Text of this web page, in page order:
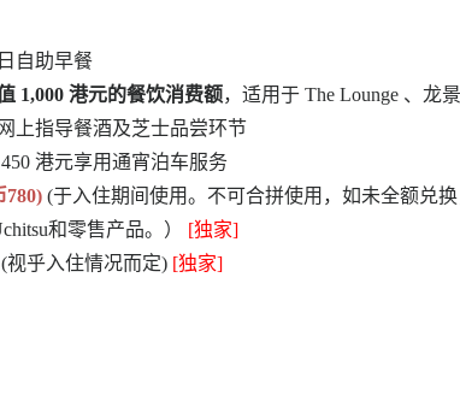
自助早餐
1,000 港元的餐饮消费额，适用于 The Lounge 、龙
上指导餐酒及芝士品尝环节
港元享用通宵泊车服务
780) (于入住期间使用。不可合拼使用，如未全额兑
和零售产品。）
[独家]
视乎入住情况而定) [独家]